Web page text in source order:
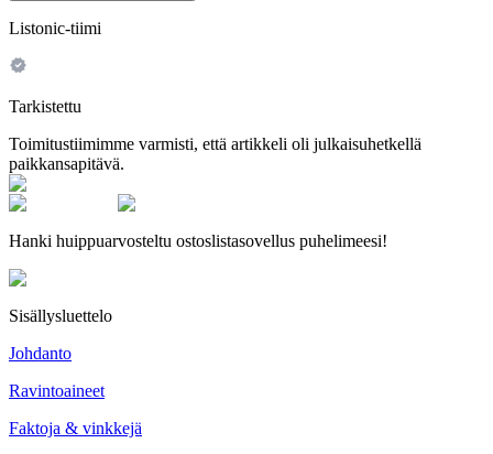
Listonic-tiimi
Tarkistettu
Toimitustiimimme varmisti, että artikkeli oli julkaisuhetkellä
paikkansapitävä.
Hanki huippuarvosteltu ostoslistasovellus puhelimeesi!
Sisällysluettelo
Johdanto
Ravintoaineet
Faktoja & vinkkejä